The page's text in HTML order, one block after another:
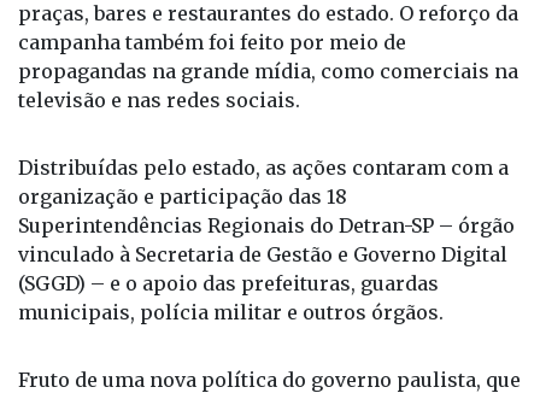
praças, bares e restaurantes do estado. O reforço da
campanha também foi feito por meio de
propagandas na grande mídia, como comerciais na
televisão e nas redes sociais.
Distribuídas pelo estado, as ações contaram com a
organização e participação das 18
Superintendências Regionais do Detran-SP – órgão
vinculado à Secretaria de Gestão e Governo Digital
(SGGD) – e o apoio das prefeituras, guardas
municipais, polícia militar e outros órgãos.
Fruto de uma nova política do governo paulista, que